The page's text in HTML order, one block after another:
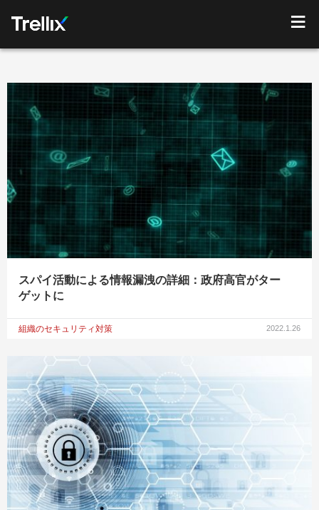
スパイ活動による情報漏洩の詳細：政府高官がター
ゲットに
組織のセキュリティ対策 2022.1.26